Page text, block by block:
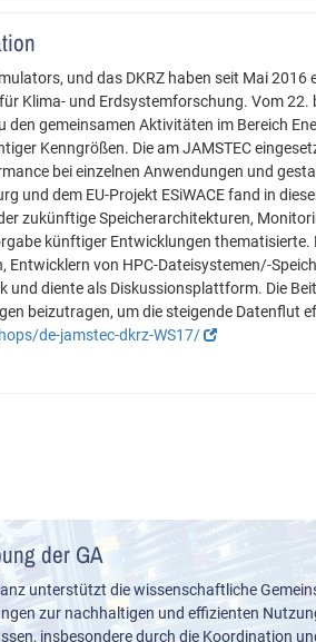
und das DKRZ haben seit Mai
Klima- und Erdsystemforschung. Vom 22.
gemeinsamen Aktivitäten im Bereich
Kenngrößen. Die am JAMSTEC
bei einzelnen Anwendungen und
und dem EU-Projekt ESiWACE fand in
zukünftige Speicherarchitekturen,
künftiger Entwicklungen thematisierte.
von HPC-Dateisystemen/-
diente als Diskussionsplattform. Die
beizutragen, um die steigende Datenflut
de-jamstec-dkrz-WS17/
der GA
unterstützt die wissenschaftliche
zur nachhaltigen und effizienten
insbesondere durch die Koordination